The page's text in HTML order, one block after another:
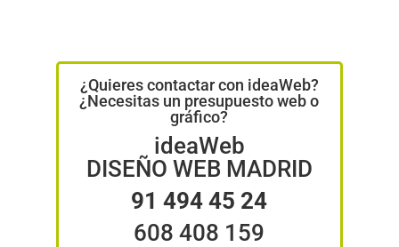
¿Quieres contactar con ideaWeb?
¿Necesitas un presupuesto web o
gráfico?
ideaWeb
DISEÑO WEB MADRID
91 494 45 24
608 408 159